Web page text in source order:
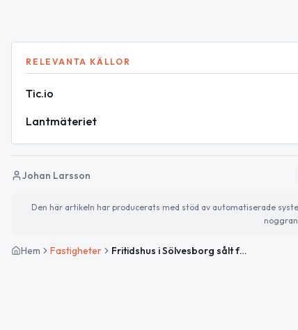
RELEVANTA KÄLLOR
Tic.io
Lantmäteriet
Johan Larsson
Den här artikeln har producerats med stöd av automatiserade
Hem Fastigheter Fritidshus i Sölvesborg sålt för 2 975 000kr